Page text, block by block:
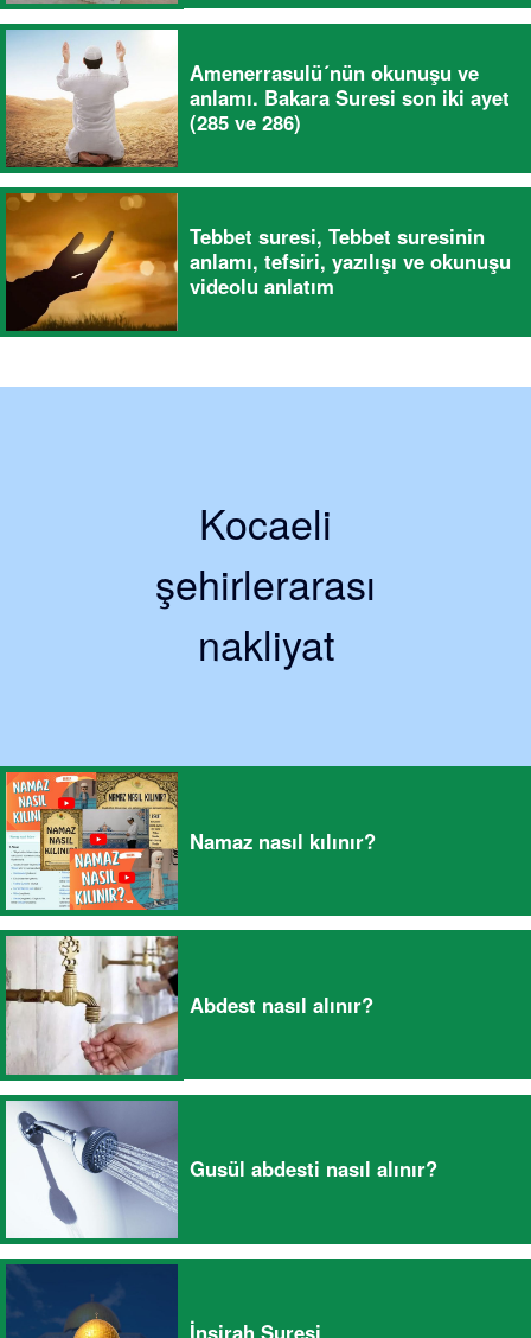
Amenerrasulü´nün okunuşu ve
anlamı. Bakara Suresi son iki ayet
(285 ve 286)
Tebbet suresi, Tebbet suresinin
anlamı, tefsiri, yazılışı ve okunuşu
videolu anlatım
Kocaeli
şehirlerarası
nakliyat
Namaz nasıl kılınır?
Abdest nasıl alınır?
Gusül abdesti nasıl alınır?